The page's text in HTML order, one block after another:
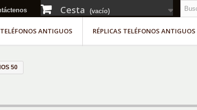
Cesta (vacío)
RÉPLICAS TELÉFONOS ANTIGUOS
ANTIGUOS
50